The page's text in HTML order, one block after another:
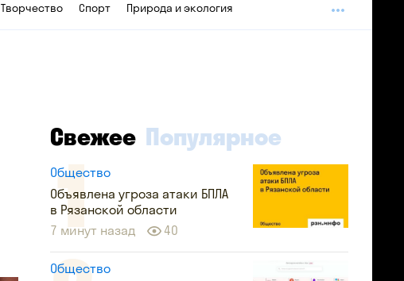
Творчество Спорт Природа и экология
Свежее Популярное
Общество
Объявлена угроза атаки БПЛА
в Рязанской области
7 минут назад
40
Общество